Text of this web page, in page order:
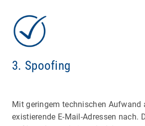
3. Spoofing
Mit geringem technischen Aufwand
existierende E-Mail-Adressen nach.